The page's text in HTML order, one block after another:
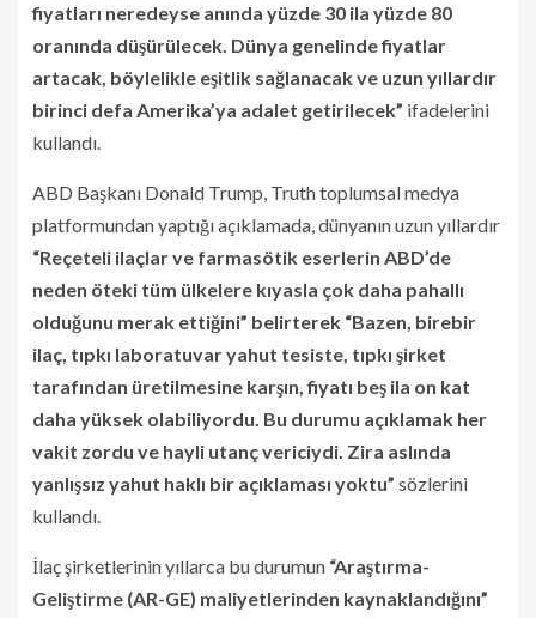
fiyatları neredeyse anında yüzde 30 ila yüzde 80
oranında düşürülecek. Dünya genelinde fiyatlar
artacak, böylelikle eşitlik sağlanacak ve uzun yıllardır
birinci defa Amerika’ya adalet getirilecek” ifadelerini
kullandı.
ABD Başkanı Donald Trump, Truth toplumsal medya
platformundan yaptığı açıklamada, dünyanın uzun yıllardır
“Reçeteli ilaçlar ve farmasötik eserlerin ABD’de
neden öteki tüm ülkelere kıyasla çok daha pahallı
olduğunu merak ettiğini” belirterek “Bazen, birebir
ilaç, tıpkı laboratuvar yahut tesiste, tıpkı şirket
tarafından üretilmesine karşın, fiyatı beş ila on kat
daha yüksek olabiliyordu. Bu durumu açıklamak her
vakit zordu ve hayli utanç vericiydi. Zira aslında
yanlışsız yahut haklı bir açıklaması yoktu” sözlerini
kullandı.
İlaç şirketlerinin yıllarca bu durumun “Araştırma-
Geliştirme (AR-GE) maliyetlerinden kaynaklandığını”